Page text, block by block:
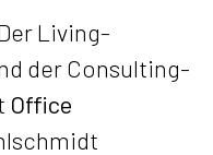
Living-
der Consulting-
Office